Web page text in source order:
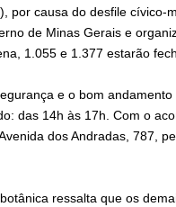
por causa do desfile cívico-
de Minas Gerais e
1.055 e 1.377 estarão
e o bom
das 14h às 17h. Com o
dos Andradas, 787,
ressalta que os